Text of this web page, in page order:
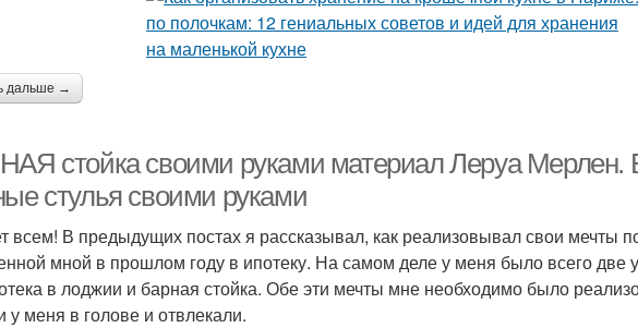
дальше →
стойка своими руками материал Леруа Мерлен.
стулья своими руками
всем! В предыдущих постах я рассказывал, как реализовывал свои мечты
мной в прошлом году в ипотеку. На самом деле у меня было всего две
в лоджии и барная стойка. Обе эти мечты мне необходимо было
у меня в голове и отвлекали.